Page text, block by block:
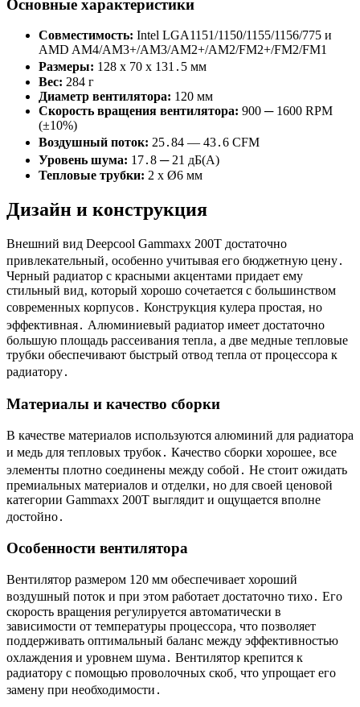
Основные характеристики
Совместимость: Intel LGA1151/1150/1155/1156/775 и
AMD AM4/AM3+/AM3/AM2+/AM2/FM2+/FM2/FM1
Размеры: 128 x 70 x 131․5 мм
Вес: 284 г
Диаметр вентилятора: 120 мм
Скорость вращения вентилятора: 900 ─ 1600 RPM
(±10%)
Воздушный поток: 25․84 — 43․6 CFM
Уровень шума: 17․8 ─ 21 дБ(А)
Тепловые трубки: 2 x Ø6 мм
Дизайн и конструкция
Внешний вид Deepcool Gammaxx 200T достаточно
привлекательный‚ особенно учитывая его бюджетную цену․
Черный радиатор с красными акцентами придает ему
стильный вид‚ который хорошо сочетается с большинством
современных корпусов․ Конструкция кулера простая‚ но
эффективная․ Алюминиевый радиатор имеет достаточно
большую площадь рассеивания тепла‚ а две медные тепловые
трубки обеспечивают быстрый отвод тепла от процессора к
радиатору․
Материалы и качество сборки
В качестве материалов используются алюминий для радиатора
и медь для тепловых трубок․ Качество сборки хорошее‚ все
элементы плотно соединены между собой․ Не стоит ожидать
премиальных материалов и отделки‚ но для своей ценовой
категории Gammaxx 200T выглядит и ощущается вполне
достойно․
Особенности вентилятора
Вентилятор размером 120 мм обеспечивает хороший
воздушный поток и при этом работает достаточно тихо․ Его
скорость вращения регулируется автоматически в
зависимости от температуры процессора‚ что позволяет
поддерживать оптимальный баланс между эффективностью
охлаждения и уровнем шума․ Вентилятор крепится к
радиатору с помощью проволочных скоб‚ что упрощает его
замену при необходимости․